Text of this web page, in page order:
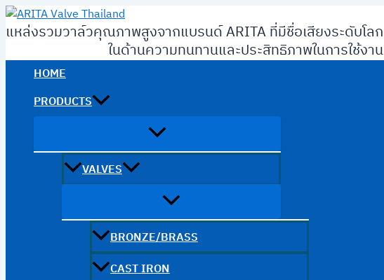
Skip
to
แหล่งรวมวาล์วคุณภาพสูงจากแบรนด์ ARITA ที่มีชื่อเสียงระดับโลก
ในด้านความทนทานและประสิทธิภาพในการใช้งาน
HOME
PRODUCTS
VALVES
BRONZE/BRASS
CAST IRON